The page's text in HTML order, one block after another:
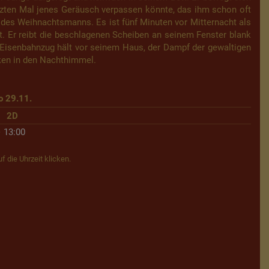
Mal jenes Geräusch verpassen könnte, das ihm schon oft
Weihnachtsmanns. Es ist fünf Minuten vor Mitternacht als
Er reibt die beschlagenen Scheiben an seinem Fenster blank
hält vor seinem Haus, der Dampf der gewaltigen
in den Nachthimmel.
29.11.
13:00
2D
die Uhrzeit klicken.